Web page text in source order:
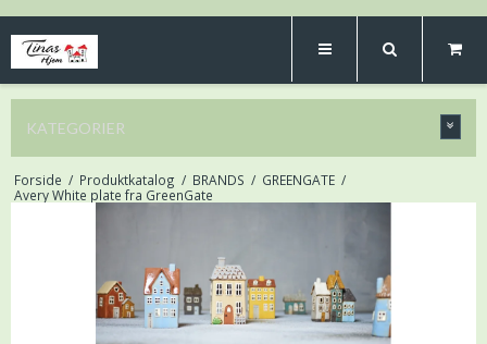
KATEGORIER
Forside / Produktkatalog / BRANDS / GREENGATE /
Avery White plate fra GreenGate